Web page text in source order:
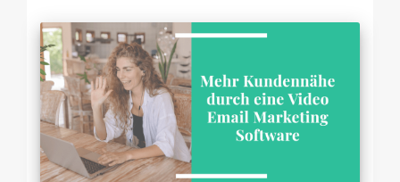
Digitale